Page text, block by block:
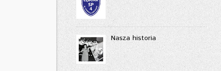
Nasza historia